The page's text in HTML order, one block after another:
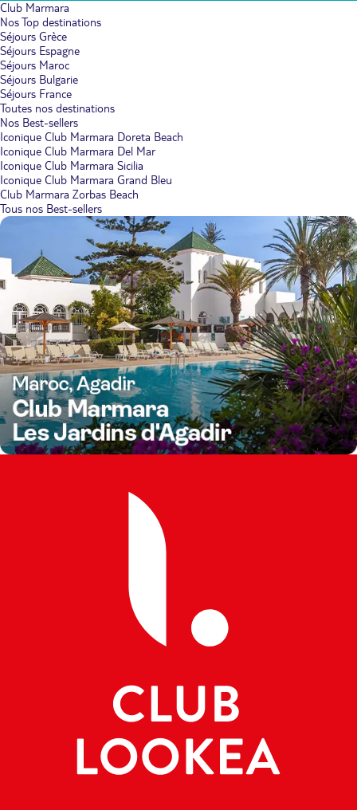
Club Marmara
Nos Top destinations
Séjours Grèce
Séjours Espagne
Séjours Maroc
Séjours Bulgarie
Séjours France
Toutes nos destinations
Nos Best-sellers
Iconique Club Marmara Doreta Beach
Iconique Club Marmara Del Mar
Iconique Club Marmara Sicilia
Iconique Club Marmara Grand Bleu
Club Marmara Zorbas Beach
Tous nos Best-sellers